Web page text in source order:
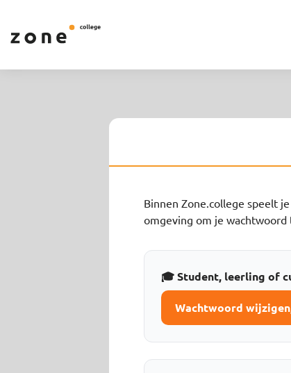
Binnen Zone.college speelt
omgeving om je
🎓 Student, leerling of
Wachtwoord